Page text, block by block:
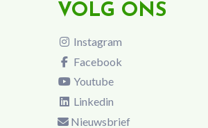
VOLG ONS
Instagram
Facebook
Youtube
Linkedin
Nieuwsbrief